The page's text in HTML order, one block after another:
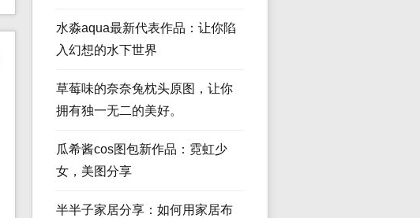
水淼aqua最新代表作品：让你陷
入幻想的水下世界
草莓味的奈奈兔枕头原图，让你
拥有独一无二的美好。
瓜希酱cos图包新作品：霓虹少
女，美图分享
半半子家居分享：如何用家居布